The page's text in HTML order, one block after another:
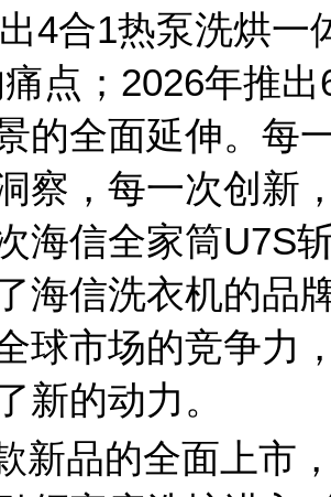
4合1热泵洗烘一
痛点；2026年推
的全面延伸。每
察，每一次创新
海信全家筒U7S
海信洗衣机的品
球市场的竞争力
新的动力。
新品的全面上市